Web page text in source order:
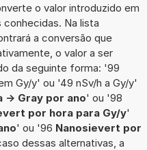
o valor introduzido em
conhecidas. Na lista
a conversão que
o valor a ser
da seguinte forma: '99
Gy/y' ou '49 nSv/h a Gy/y'
> Gray por ano' ou '98
por hora para Gy/y'
' ou '96 Nanosievert por
dessas alternativas, a